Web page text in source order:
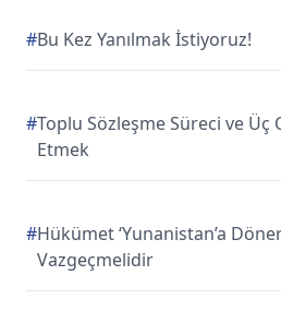
#Bu Kez Yanılmak İstiyoruz!
#Toplu Sözleşme Süreci ve Üç
Etmek
#Hükümet ‘Yunanistan’a
Vazgeçmelidir